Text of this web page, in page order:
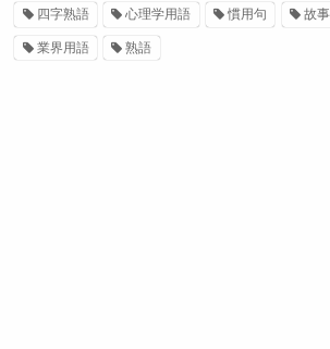
四字熟語 心理学用語 慣用句 故
業界用語 熟語